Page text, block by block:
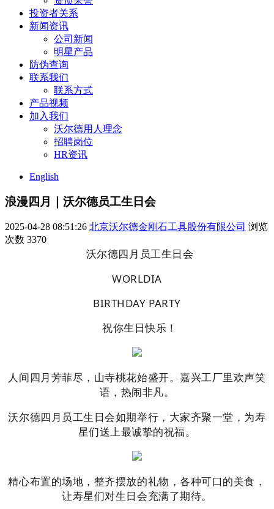
投资者关系
新闻资讯
公司新闻
明星产品
防伪查询
联系我们
联系方式
产品视频
加入我们
沃尔德用人理念
招聘岗位
HR资讯
English
浪漫四月｜沃尔德员工生日会
2025-04-28 08:51:26 北京沃尔德金刚石工具股份有限公司 浏览
次数 3370
沃尔德四月员工生日会
WORLDIA
BIRTHDAY PARTY
祝你生日快乐！
人间四月芳菲尽，山寺桃花始盛开。嘉兴工厂里欢声笑
语，热闹非凡。
沃尔德四月员工生日会如期举行，大家齐聚一堂，为寿
星们送上最诚挚的祝福。
精心布置的场地，整齐摆放的礼物，各种可口的美食，
让寿星们对生日会充满了期待。